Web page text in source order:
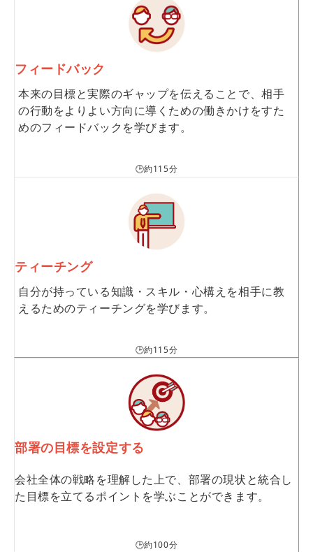
フィードバック
本来の目標と実際のギャップを伝えることで、相手
の行動をよりよい方向に導くための働きかけをすた
めのフィードバックを学びます。
🕒約115分
ティーチング
自分が持っている知識・スキル・心構えを相手に教
えるためのティーチングを学びます。
🕒約115分
部署の目標を設定する
会社全体の戦略を理解した上で、部署の現状と統合し
た目標を立てるポイントを学ぶことができます。
🕒約100分